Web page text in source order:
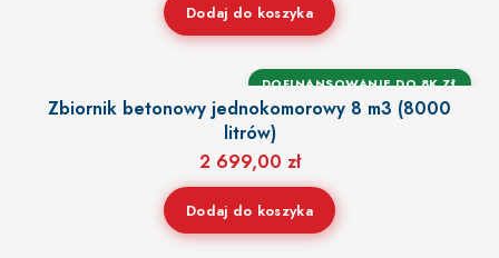
Dodaj do koszyka
DOFINANSOWANIE DO 8K ZŁ
Zbiornik betonowy jednokomorowy 8 m3 (8000
litrów)
2 699,00 zł
Dodaj do koszyka